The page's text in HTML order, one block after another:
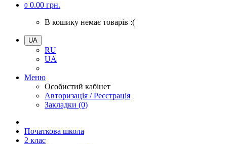
0 0.00 грн.
В кошику немає товарів :(
UA
RU
UA
Меню
Особистий кабінет
Авторизація / Реєстрація
Закладки (0)
Початкова школа
2 клас